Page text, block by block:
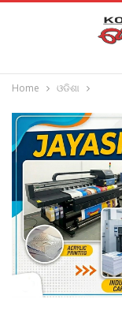
Home ଓଡିଶା